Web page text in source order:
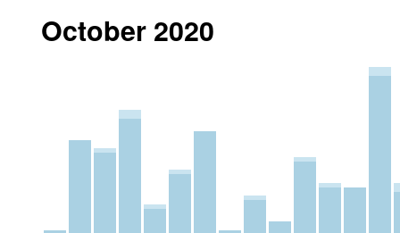
October 2020